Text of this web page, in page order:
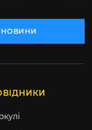
НОВИНИ